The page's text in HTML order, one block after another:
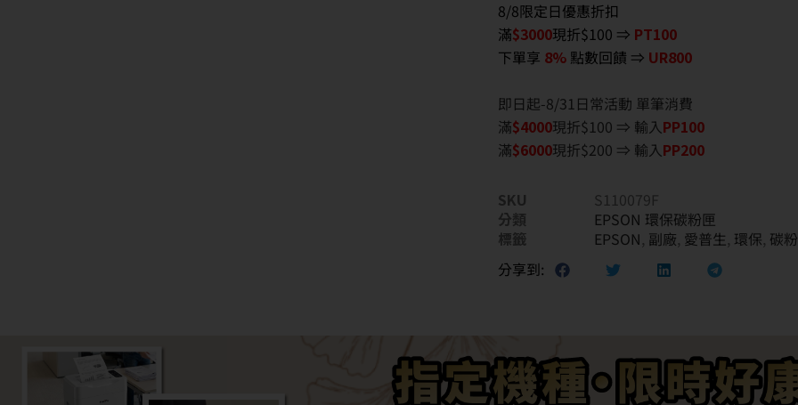
8/8限定日優惠折扣
滿$3000現折$100 ⇒ PT100
下單享 8% 點數回饋 ⇒ UR800
即日起-8/31日常活動 單筆消費
滿$4000現折$100 ⇒ 輸入PP100
滿$6000現折$200 ⇒ 輸入PP200
SKU
S110079F
分類
EPSON 環保碳粉匣
標籤
EPSON, 副廠, 愛普生, 環保, 碳
分享到: